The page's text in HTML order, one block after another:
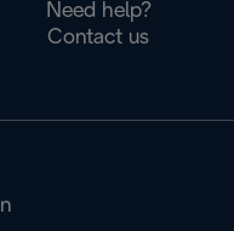
Need help?
Contact us